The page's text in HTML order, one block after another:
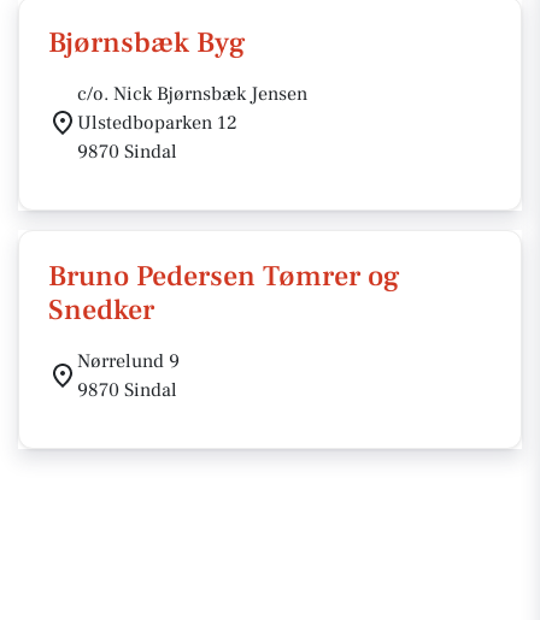
Bjørnsbæk Byg
c/o. Nick Bjørnsbæk Jensen
Ulstedboparken 12
9870 Sindal
Bruno Pedersen Tømrer og
Snedker
Nørrelund 9
9870 Sindal